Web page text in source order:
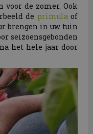
de zomer. Ook
de primula of
brengen in uw tuin
seizoensgebonden
het hele jaar door